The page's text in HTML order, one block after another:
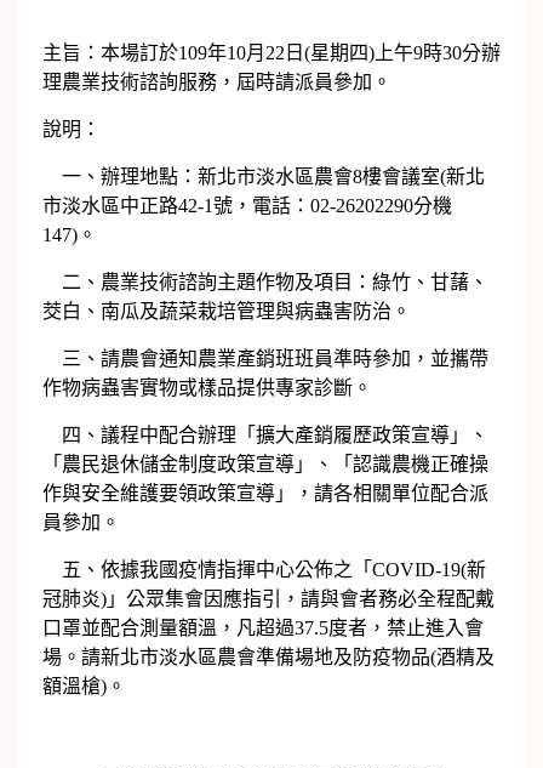
主旨：本場訂於109年10月22日(星期四)上午9時30分辦
理農業技術諮詢服務，屆時請派員參加。
說明：
一、辦理地點：新北市淡水區農會8樓會議室(新北
市淡水區中正路42-1號，電話：02-26202290分機
147)。
二、農業技術諮詢主題作物及項目：綠竹、甘藷、
茭白、南瓜及蔬菜栽培管理與病蟲害防治。
三、請農會通知農業產銷班班員準時參加，並攜帶
作物病蟲害實物或樣品提供專家診斷。
四、議程中配合辦理「擴大產銷履歷政策宣導」、
「農民退休儲金制度政策宣導」、「認識農機正確操
作與安全維護要領政策宣導」，請各相關單位配合派
員參加。
五、依據我國疫情指揮中心公佈之「COVID-19(新
冠肺炎)」公眾集會因應指引，請與會者務必全程配戴
口罩並配合測量額溫，凡超過37.5度者，禁止進入會
場。請新北市淡水區農會準備場地及防疫物品(酒精及
額溫槍)。